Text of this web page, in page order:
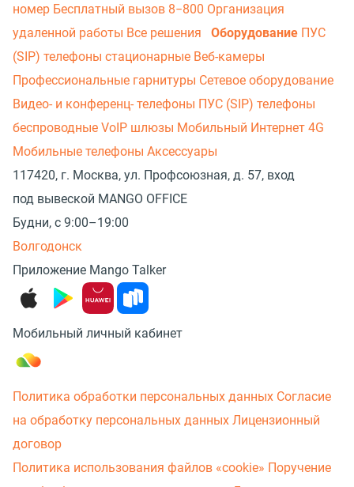
номер Бесплатный вызов 8−800 Организация
удаленной работы Все решения Оборудование ПУС
(SIP) телефоны стационарные Веб-камеры
Профессиональные гарнитуры Сетевое оборудование
Видео- и конференц- телефоны ПУС (SIP) телефоны
беспроводные VoIP шлюзы Мобильный Интернет 4G
Мобильные телефоны Аксессуары
117420, г. Москва, ул. Профсоюзная, д. 57, вход
под вывеской MANGO OFFICE
Будни, с 9:00–19:00
Волгодонск
Приложение Mango Talker
Мобильный личный кабинет
Политика обработки персональных данных Согласие
на обработку персональных данных Лицензионный
договор
Политика использования файлов «cookie» Поручение